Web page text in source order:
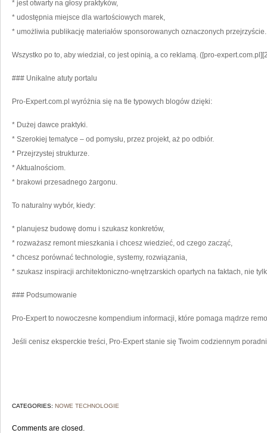
* jest otwarty na głosy praktyków,
* udostępnia miejsce dla wartościowych marek,
* umożliwia publikację materiałów sponsorowanych oznaczonych przejrzyście.
Wszystko po to, aby wiedział, co jest opinią, a co reklamą. ([pro-
### Unikalne atuty portalu
Pro-Expert.com.pl wyróżnia się na tle typowych blogów dzięki:
* Dużej dawce praktyki.
* Szerokiej tematyce – od pomysłu, przez projekt, aż po odbiór.
* Przejrzystej strukturze.
* Aktualnościom.
* brakowi przesadnego żargonu.
To naturalny wybór, kiedy:
* planujesz budowę domu i szukasz konkretów,
* rozważasz remont mieszkania i chcesz wiedzieć, od czego zacząć,
* chcesz porównać technologie, systemy, rozwiązania,
* szukasz inspiracji architektoniczno-wnętrzarskich opartych na faktach, nie
### Podsumowanie
Pro-Expert to nowoczesne kompendium informacji, które pomaga mądrze
Jeśli cenisz eksperckie treści, Pro-Expert stanie się Twoim codziennym
CATEGORIES: NOWE TECHNOLOGIE
Comments are closed.